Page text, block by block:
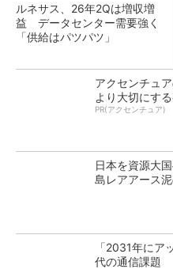
ルネサス、26年2Qは増収増
益 データセンター需要強く
「供給はパツパツ」
アクセンチュ
より大切にす
PR(アクセンチュア)
日本を資源大
島レアアース
「2031年に
代の通信課題